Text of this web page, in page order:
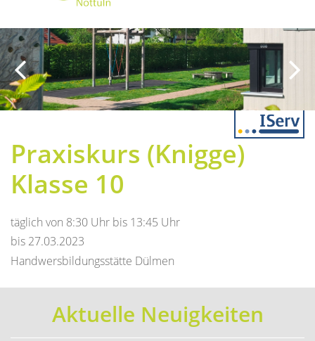
Praxiskurs (Knigge)
Klasse 10
täglich von 8:30 Uhr bis 13:45 Uhr
bis 27.03.2023
Handwersbildungsstätte Dülmen
Aktuelle Neuigkeiten